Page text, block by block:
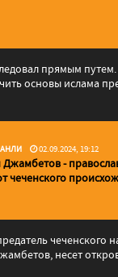
прямым путем.
основы ислама
02.09.2024, 19:12
Джамбетов -
чеченского
чеченского
несет